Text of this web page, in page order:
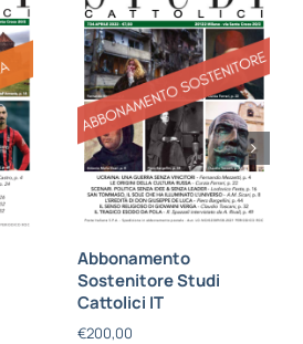
Abbonamento
Sostenitore Studi
Cattolici IT
€200,00